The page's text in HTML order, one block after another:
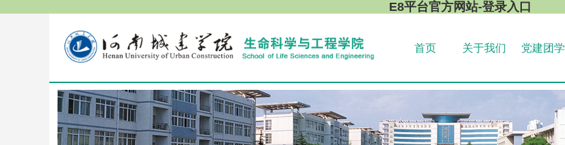
E8平台官方网站-登录入口
首页 关于我们 党建团学